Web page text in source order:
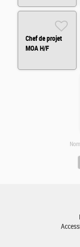
Chef de projet
MOA H/F